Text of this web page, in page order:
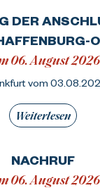
DER
06. August 2026
vom
Weiterlesen
NACHRUF
06. August 2026